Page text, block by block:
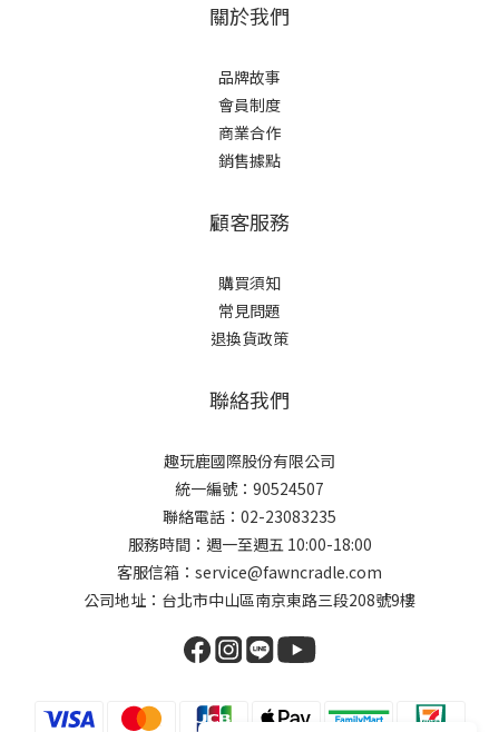
關於我們
品牌故事
會員制度
商業合作
銷售據點
顧客服務
購買須知
常見問題
退換貨政策
聯絡我們
趣玩鹿國際股份有限公司
統一編號：90524507
聯絡電話：02-23083235
服務時間：週一至週五 10:00-18:00
客服信箱：service@fawncradle.com
公司地址：台北市中山區南京東路三段208號9樓